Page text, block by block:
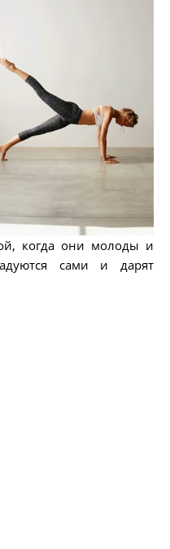
когда они молоды и
сами и дарят